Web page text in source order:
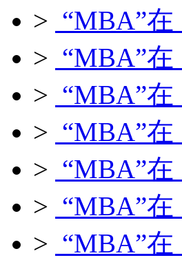
> “MBA”
> “MBA”
> “MBA”
> “MBA”
> “MBA”
> “MBA”
> “MBA”